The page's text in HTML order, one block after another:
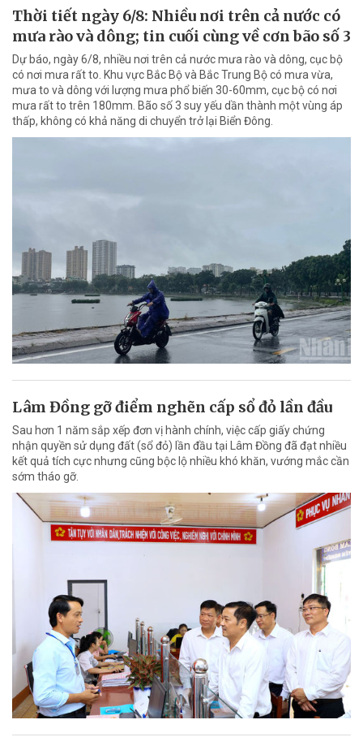
Thời tiết ngày 6/8: Nhiều nơi trên cả nước có
mưa rào và dông; tin cuối cùng về cơn bão số 3
Dự báo, ngày 6/8, nhiều nơi trên cả nước mưa rào và dông, cục bộ
có nơi mưa rất to. Khu vực Bắc Bộ và Bắc Trung Bộ có mưa vừa,
mưa to và dông với lượng mưa phổ biến 30-60mm, cục bộ có nơi
mưa rất to trên 180mm. Bão số 3 suy yếu dần thành một vùng áp
thấp, không có khả năng di chuyển trở lại Biển Đông.
Lâm Đồng gỡ điểm nghẽn cấp sổ đỏ lần đầu
Sau hơn 1 năm sắp xếp đơn vị hành chính, việc cấp giấy chứng
nhận quyền sử dụng đất (sổ đỏ) lần đầu tại Lâm Đồng đã đạt nhiều
kết quả tích cực nhưng cũng bộc lộ nhiều khó khăn, vướng mắc cần
sớm tháo gỡ.